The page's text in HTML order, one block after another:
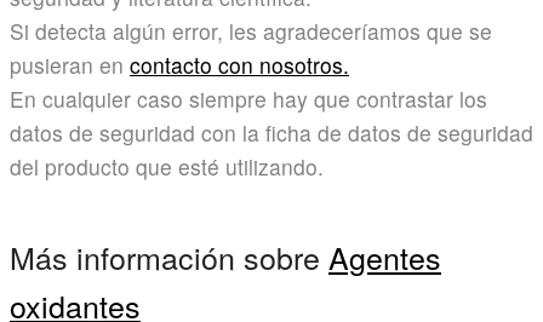
Si detecta algún error, les agradeceríamos que se
pusieran en contacto con nosotros.
En cualquier caso siempre hay que contrastar los
datos de seguridad con la ficha de datos de seguridad
del producto que esté utilizando.
Más información sobre Agentes
oxidantes